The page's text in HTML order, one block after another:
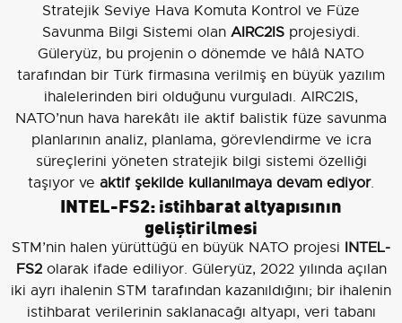
Stratejik Seviye Hava Komuta Kontrol ve Füze
Savunma Bilgi Sistemi olan AIRC2IS projesiydi.
Güleryüz, bu projenin o dönemde ve hâlâ NATO
tarafından bir Türk firmasına verilmiş en büyük yazılım
ihalelerinden biri olduğunu vurguladı. AIRC2IS,
NATO’nun hava harekâtı ile aktif balistik füze savunma
planlarının analiz, planlama, görevlendirme ve icra
süreçlerini yöneten stratejik bilgi sistemi özelliği
taşıyor ve aktif şekilde kullanılmaya devam ediyor.
INTEL-FS2: istihbarat altyapısının
geliştirilmesi
STM’nin halen yürüttüğü en büyük NATO projesi INTEL-
FS2olarak ifade ediliyor. Güleryüz, 2022 yılında açılan
iki ayrı ihalenin STM tarafından kazanıldığını; bir ihalenin
istihbarat verilerinin saklanacağı altyapı, veri tabanı